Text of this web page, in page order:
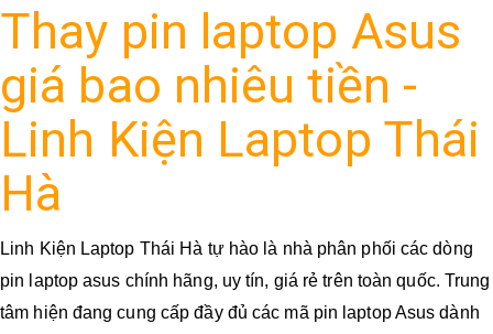
Thay pin laptop Asus
giá bao nhiêu tiền -
Linh Kiện Laptop Thái
Hà
Linh Kiện Laptop Thái Hà tự hào là nhà phân phối các dòng
pin laptop asus chính hãng, uy tín, giá rẻ trên toàn quốc. Trung
tâm hiện đang cung cấp đầy đủ các mã pin laptop Asus dành